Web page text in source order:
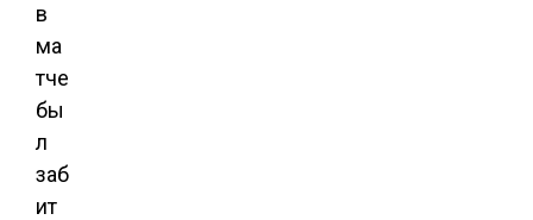
в
ма
тче
бы
л
заб
ит